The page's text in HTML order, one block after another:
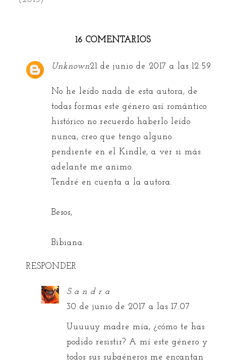
16 COMENTARIOS
Unknown21 de junio de 2017 a las 12:59
No he leído nada de esta autora, de
todas formas este género así romántico
histórico no recuerdo haberlo leído
nunca, creo que tengo alguno
pendiente en el Kindle, a ver si más
adelante me animo.
Tendré en cuenta a la autora.
Besos,
Bibiana.
RESPONDER
S a n d r a
30 de junio de 2017 a las 17:07
Uuuuuy madre mía, ¿cómo te has
podido resistir? A mí este género y
todos sus subgéneros me encantan